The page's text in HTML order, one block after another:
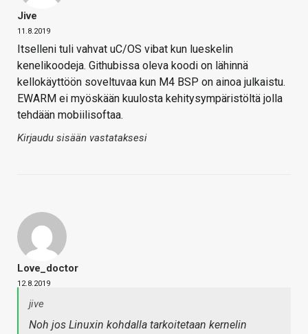
Jive
11.8.2019
Itselleni tuli vahvat uC/OS vibat kun lueskelin
kenelikoodeja. Githubissa oleva koodi on lähinnä
kellokäyttöön soveltuvaa kun M4 BSP on ainoa julkaistu.
EWARM ei myöskään kuulosta kehitysympäristöltä jolla
tehdään mobiilisoftaa.
Kirjaudu sisään vastataksesi
Love_doctor
12.8.2019
jive
Noh jos Linuxin kohdalla tarkoitetaan kernelin